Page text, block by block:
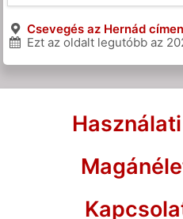
Csevegés az Hernád
Ezt az oldalt legutóbb az